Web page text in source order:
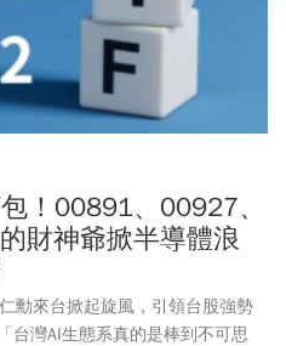
！00891、00927、
財神爺掀半導體浪
勳來台掀起旋風，引領台股強勢
台灣AI生態系真的是棒到不可思